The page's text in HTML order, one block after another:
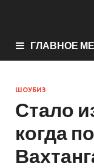
ГЛАВНОЕ
ШОУБИЗ
Стало
когда